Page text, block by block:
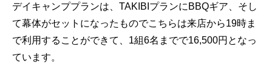
デイキャンププランは、TAKIBIプランにBBQギア、そし
て幕体がセットになったものでこちらは来店から19時ま
で利用することができて、1組6名までで16,500円となっ
ています。